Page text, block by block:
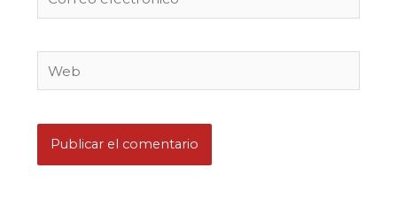
electrónico*
Web